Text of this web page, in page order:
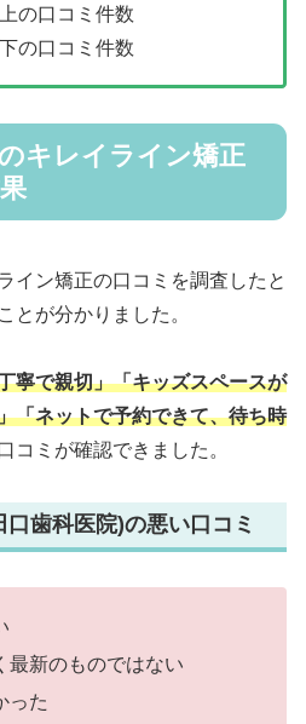
の口コミ件数
の口コミ件数
キレイライン矯正
イン矯正の口コミを調査したと
とが分かりました。
寧で親切」「キッズスペースが
「ネットで予約できて、待ち時
コミが確認できました。
歯科医院)の悪い口コミ
最新のものではない
った